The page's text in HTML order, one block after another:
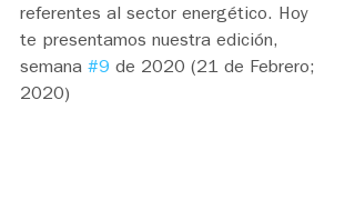
referentes al sector energético. Hoy
te presentamos nuestra edición,
semana #9 de 2020 (21 de Febrero;
2020)